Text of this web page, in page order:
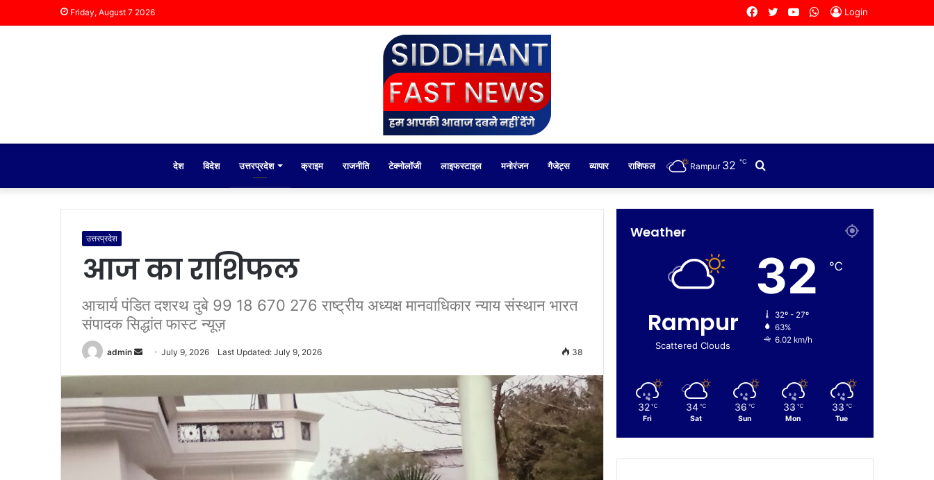
Friday, August 7 2026 Login
WhatsApp
YouTube
Twitter
Facebook
देश विदेश उत्तरप्रदेश क्राइम राजनीति टेक्नोलॉजी लाइफस्टाइल मनोरंजन गैजेट्स व्यापार राशिफल
for
Rampur 32 ℃
उत्तरप्रदेश
आज का राशिफल
आचार्य पंडित दशरथ दुबे 99 18 670 276 राष्ट्रीय अध्यक्ष मानवाधिकार न्याय संस्थान भारत
संपादक सिद्धांत फास्ट न्यूज़
admin
a
m
July 9, 2026 Last Updated: July 9, 2026 38
Weather
Rampur
Scattered Clouds
32 ℃
32º - 27º
63%
6.02 km/h
32 ℃
Fri
34 ℃
Sat
36 ℃
Sun
33 ℃
Mon
33 ℃
Tue